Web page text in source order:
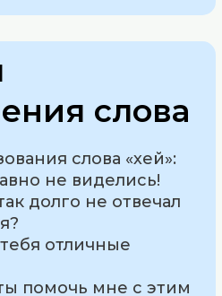
слова
слова «хей»:
не виделись!
долго не отвечал
отличные
помочь мне с этим